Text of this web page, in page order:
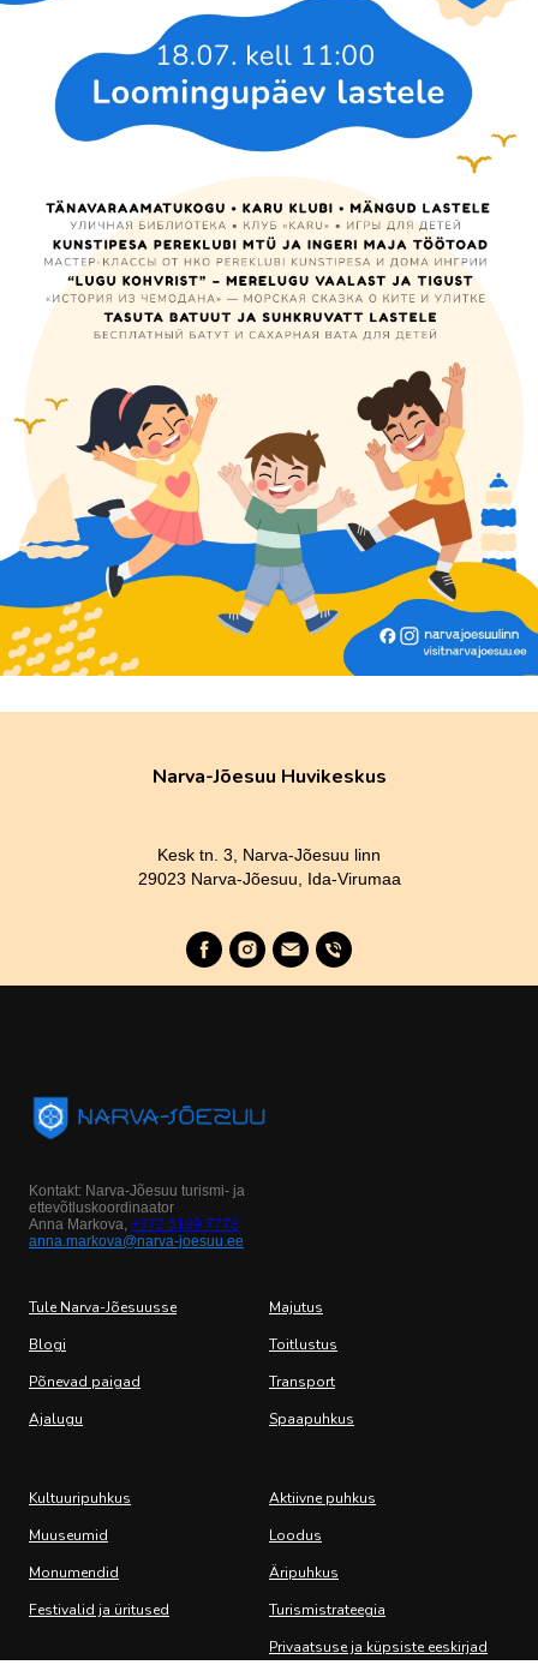
Narva-Jõesuu Huvikeskus
Kesk tn. 3, Narva-Jõesuu linn
29023 Narva-Jõesuu, Ida-Virumaa
Kontakt: Narva-Jõesuu turismi- ja
ettevõtluskoordinaator
Anna Markova, +372 5199 7778
anna.markova@narva-joesuu.ee
Tule Narva-Jõesuusse
Blogi
Põnevad paigad
Ajalugu
Majutus
Toitlustus
Transport
Spaapuhkus
Kultuuripuhkus
Muuseumid
Monumendid
Festivalid ja üritused
Aktiivne puhkus
Loodus
Äripuhkus
Turismistrateegia
Privaatsuse ja küpsiste eeskirjad